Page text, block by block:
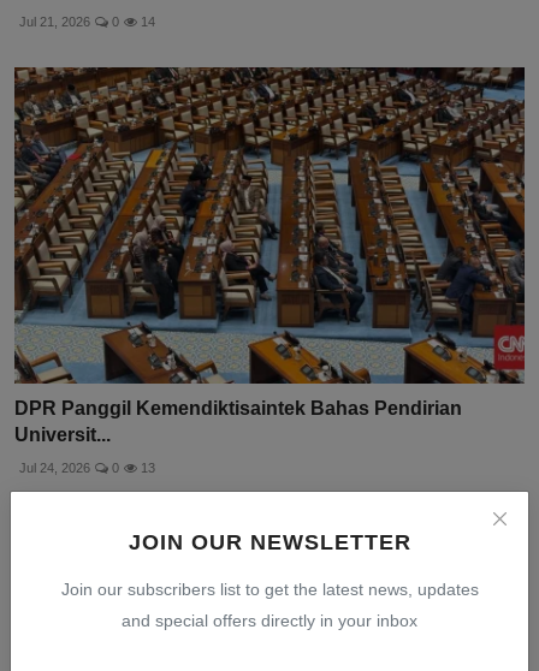
JOIN OUR NEWSLETTER
Join our subscribers list to get the latest news, updates
and special offers directly in your inbox
Jul 21, 2026 0 14
DPR Panggil Kemendiktisaintek Bahas Pendirian
Universit...
Jul 24, 2026 0 13